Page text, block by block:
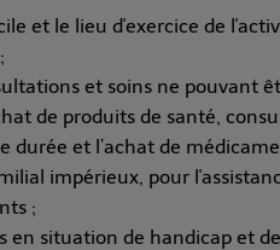
et le lieu d'exercice de
et soins ne pouvant
de produits de santé,
durée et l’achat de
impérieux, pour
;
en situation de handicap et